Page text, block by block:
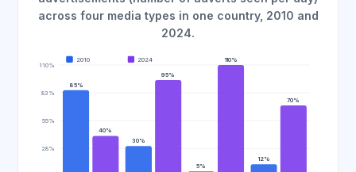
across four media types in one country, 2010 and
2024.
110%
83%
55%
28%
85%
40%
30%
95%
5%
110%
12%
70%
2010 2024